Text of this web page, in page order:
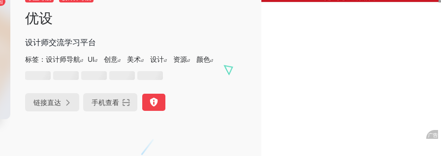
优设
设计师交流学习平台
标签： 设计师导航 UI 创意 美术 设计 资源 颜色
链接直达 手机查看